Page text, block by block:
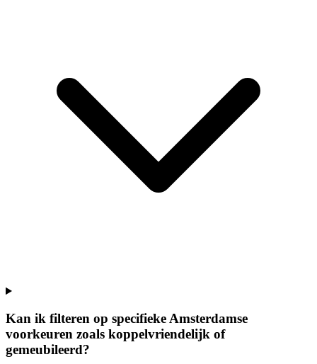
Kan ik filteren op specifieke Amsterdamse
voorkeuren zoals koppelvriendelijk of
gemeubileerd?